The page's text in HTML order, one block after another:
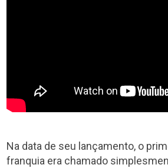
Na data de seu lançamento, o
franquia era chamado